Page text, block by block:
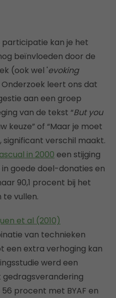
kan je het
beïnvloeden door de
(ook wel 'evoking
leert ons dat
aan een groep
van de tekst “But you
keuze” of “Maar je moet
verschil maakt.
in 2000 een stijging
goede doel-donaties en
90,1 procent bij het
te vullen.
et al (2010)
van technieken
een extra verhoging kan
werd een
procent met BYAF en